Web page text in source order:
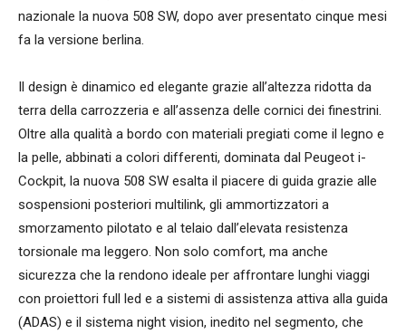
nazionale la nuova 508 SW, dopo aver presentato cinque mesi
fa la versione berlina.
Il design è dinamico ed elegante grazie all’altezza ridotta da
terra della carrozzeria e all’assenza delle cornici dei finestrini.
Oltre alla qualità a bordo con materiali pregiati come il legno e
la pelle, abbinati a colori differenti, dominata dal Peugeot i-
Cockpit, la nuova 508 SW esalta il piacere di guida grazie alle
sospensioni posteriori multilink, gli ammortizzatori a
smorzamento pilotato e al telaio dall’elevata resistenza
torsionale ma leggero. Non solo comfort, ma anche
sicurezza che la rendono ideale per affrontare lunghi viaggi
con proiettori full led e a sistemi di assistenza attiva alla guida
(ADAS) e il sistema night vision, inedito nel segmento, che